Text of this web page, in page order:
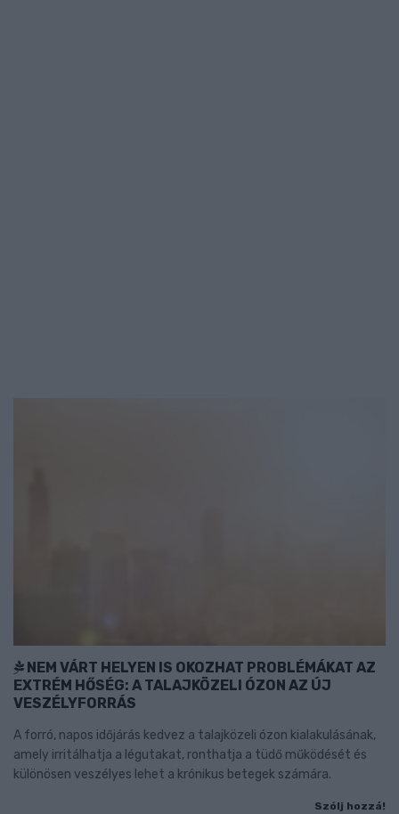
NEM VÁRT HELYEN IS OKOZHAT PROBLÉMÁKAT AZ
EXTRÉM HŐSÉG: A TALAJKÖZELI ÓZON AZ ÚJ
VESZÉLYFORRÁS
A forró, napos időjárás kedvez a talajközeli ózon kialakulásának,
amely irritálhatja a légutakat, ronthatja a tüdő működését és
különösen veszélyes lehet a krónikus betegek számára.
Szólj hozzá!